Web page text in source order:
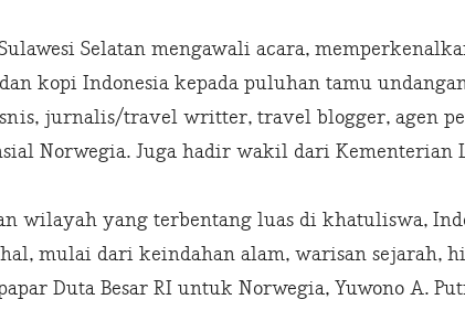
Selatan mengawali acara,
kopi Indonesia kepada puluhan tamu
jurnalis/travel writter, travel blogger, agen
Norwegia. Juga hadir wakil dari Kementerian
wilayah yang terbentang luas di khatuliswa,
mulai dari keindahan alam, warisan sejarah,
Duta Besar RI untuk Norwegia, Yuwono A.